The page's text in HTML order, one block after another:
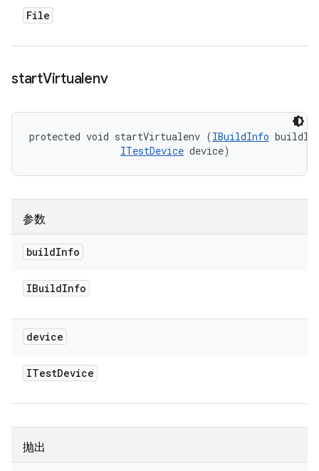
File
startVirtualenv
protected void startVirtualenv (IBuildInfo
ITestDevice device)
参数
buildInfo
IBuildInfo
device
ITestDevice
抛出